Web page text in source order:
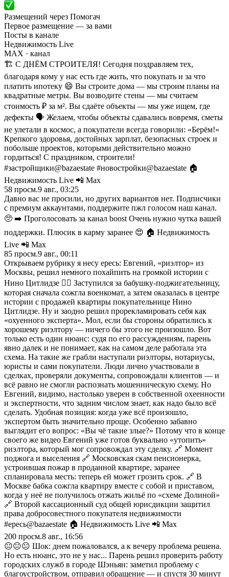
Размещений через Помогач
Первое размещение — за вами
Посты в канале
Недвижимость Live
MAX · канал
🏗️ С ДНЁМ СТРОИТЕЛЯ! Сегодня поздравляем тех,
благодаря кому у нас есть где жить, что покупать и за что
платить ипотеку 😄 Вы строите дома — мы строим планы на
квадратные метры. Вы возводите стены — мы считаем
стоимость ₽ за м². Вы сдаёте объекты — мы уже ищем, где
дефекты 🗣 Желаем, чтобы объекты сдавались вовремя, сметы
не улетали в космос, а покупатели всегда говорили: «Берём!»
Крепкого здоровья, достойных зарплат, безопасных строек и
побольше проектов, которыми действительно можно
гордиться! С праздником, строители!
#застройщики@bazaestate #новостройки@bazaestate 🏠
Недвижимость Live 📲 Max
58 просм.9 авг., 03:25
Давно вас не просили, но других вариантов нет. Подписчики
с премиум аккаунтами, поддержите пжл голосом наш канал.
🥺 ➡️ Проголосовать за канал boost Очень нужно чутка вашей
поддержки. Плюсик в карму заранее 😍 🏠 Недвижимость
Live 📲 Max
85 просм.9 авг., 00:11
Открываем рубрику я несу ересь: Евгений, «риэлтор» из
Москвы, решил немного похайпить на громкой истории с
Нино Цитлидзе 🤦‍♂️ Заступился за бабушку-поджигательницу,
которая сначала сожгла военкомат, а затем оказалась в центре
истории с продажей квартиры покупательнице Нино
Цитлидзе. Ну и заодно решил прорекламировать себя как
«охуенного эксперта». Мол, если бы стороны обратились к
хорошему риэлтору — ничего бы этого не произошло. Вот
только есть один нюанс: судя по его рассуждениям, парень
явно далек и не понимает, как на самом деле работала эта
схема. На такие же грабли наступали риэлторы, нотариусы,
юристы и сами покупатели. Люди лично участвовали в
сделках, проверяли документы, сопровождали клиентов — и
всё равно не смогли распознать мошенническую схему. Но
Евгений, видимо, настолько уверен в собственной охeенности
и экспертности, что задним числом знает, как надо было всё
сделать. Удобная позиция: когда уже всё произошло,
экспертом быть значительно проще. Особенно забавно
выглядит его вопрос: «Вы чё такие злые?» Потому что в конце
своего же видео Евгений уже готов буквально «утопить»
риэлтора, который мог сопровождал эту сделку. 🔗 Момент
поджога и выселения 🔗 Московская скам пенсионерка,
устроившая пожар в проданной квартире, заранее
спланировала месть: теперь ей может грозить срок. 🔗 В
Москве бабка сожгла квартиру вместе с собой и приставом,
когда у неё не получилось отжать жильё по «схеме Долиной»
🔗 Второй кассационный суд общей юрисдикции защитил
права добросовестного покупателя недвижимости
#ересь@bazaestate 🏠 Недвижимость Live 📲 Max
200 просм.8 авг., 16:56
😐😐😐 Шок: днем пожаловался, а к вечеру проблема решена.
Но есть нюанс, это не у нас... Парень решил проверить работу
городских служб в городе Шэньян: заметил проблему с
благоустройством, отправил обращение — и спустя 30 минут